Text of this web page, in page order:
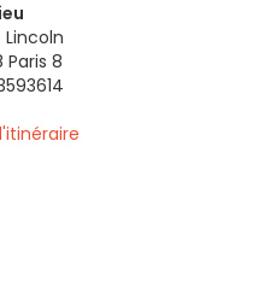
Lincoln
Paris 8